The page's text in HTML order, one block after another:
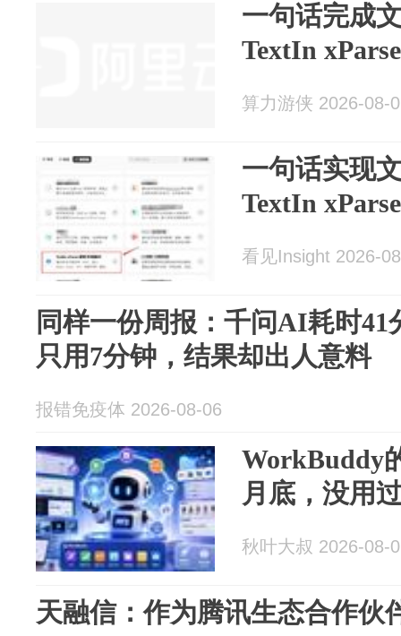
一句话完成
TextIn
算力游侠 2026-08-
一句话实现
TextIn
看见Insight 2026-
同样一份周报：千问AI耗时
只用7分钟，结果却出人意料
报错免疫体 2026-08-06
WorkBuddy
月底，没用
秋叶大叔 2026-08-
天融信：作为腾讯生态合作伙